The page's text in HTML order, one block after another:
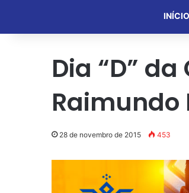
INÍCIO
Dia “D”
Raimundo
28 de novembro de 2015 453